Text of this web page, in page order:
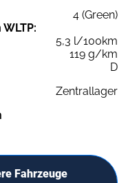
4 (Green)
5,3 l/100km
119 g/km
D
Zentrallager
Fahrzeuge